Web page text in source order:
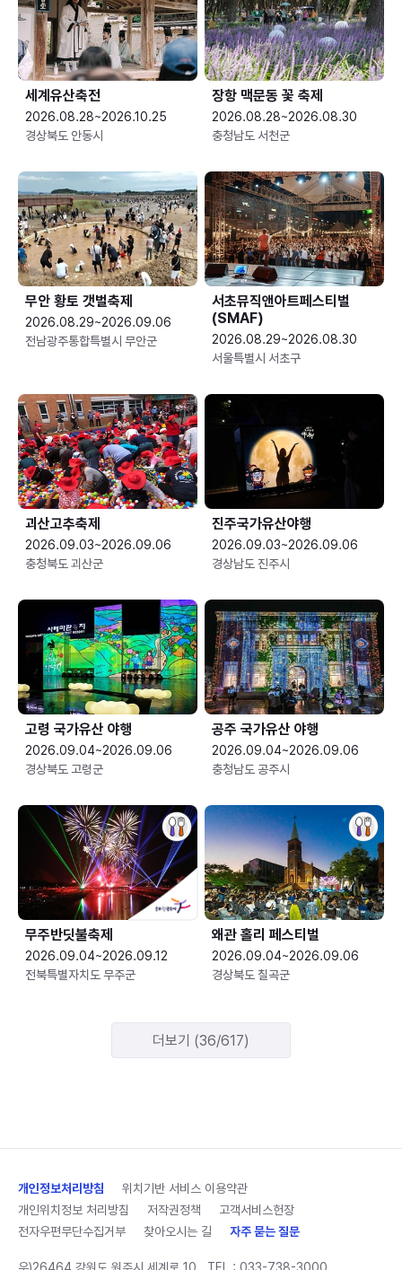
세계유산축전
2026.08.28~2026.10.25
경상북도 안동시
장항 맥문동 꽃 축제
2026.08.28~2026.08.30
충청남도 서천군
무안 황토 갯벌축제
2026.08.29~2026.09.06
전남광주통합특별시 무안군
서초뮤직앤아트페스티벌
(SMAF)
2026.08.29~2026.08.30
서울특별시 서초구
괴산고추축제
2026.09.03~2026.09.06
충청북도 괴산군
진주국가유산야행
2026.09.03~2026.09.06
경상남도 진주시
고령 국가유산 야행
2026.09.04~2026.09.06
경상북도 고령군
공주 국가유산 야행
2026.09.04~2026.09.06
충청남도 공주시
무주반딧불축제
2026.09.04~2026.09.12
전북특별자치도 무주군
왜관 홀리 페스티벌
2026.09.04~2026.09.06
경상북도 칠곡군
더보기 (36/617)
개인정보처리방침
위치기반 서비스 이용약관
개인위치정보 처리방침
저작권정책
고객서비스헌장
전자우편무단수집거부
찾아오시는 길 자주 묻는 질문